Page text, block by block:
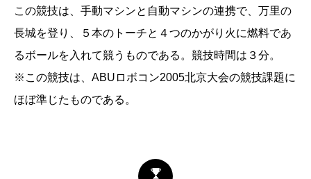
この競技は、手動マシンと自動マシンの連携で、万里の
長城を登り、５本のトーチと４つのかがり火に燃料であ
るボールを入れて競うものである。競技時間は３分。
※この競技は、ABUロボコン2005北京大会の競技課題に
ほぼ準じたものである。